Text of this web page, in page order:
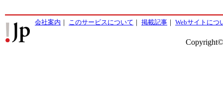
会社案内 ｜ このサービスについて ｜ 掲載記事 ｜ Webサイトにつ